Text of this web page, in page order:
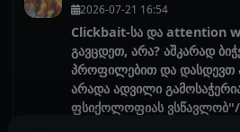
2026-07-21 16:54
Clickbait-სა და attention
გავცდეთ, არა? აშკარად
პროფილებით და დასდევთ
არადა ადვილი
ფსიქოლოფიას ვსწავლობ"/